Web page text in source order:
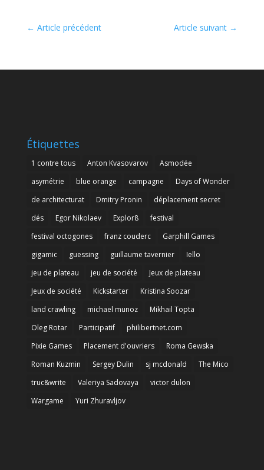
← Article précédent Article suivant →
Étiquettes
1 contre tous Anton Kvasovarov
Asmodée
asymétrie
blue orange campagne
Days of Wonder
de architecturat
Dmitry Pronin
déplacement secret
dés
Egor Nikolaev Explor8
festival
festival octogones
franz couderc
Garphill Games
gigamic
guessing guillaume tavernier
Iello
jeu de plateau
jeu de société
Jeux de plateau
Jeux de société
Kickstarter
Kristina Soozar
land crawling
michael munoz
Mikhail Topta
Oleg Rotar
Participatif
philibertnet.com
Pixie Games
Placement d'ouvriers
Roma Gewska
Roman Kuzmin
Sergey Dulin sj mcdonald
The Mico
truc&write
Valeriya Sadovaya
victor dulon
Wargame
Yuri Zhuravljov